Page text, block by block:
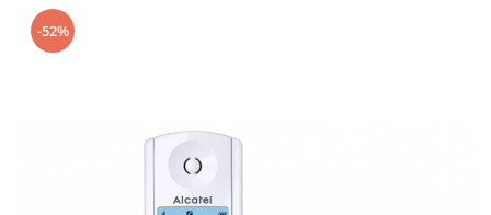
Moto
Reparatii si echipamente auto
Curatenie si intretinere
-52%